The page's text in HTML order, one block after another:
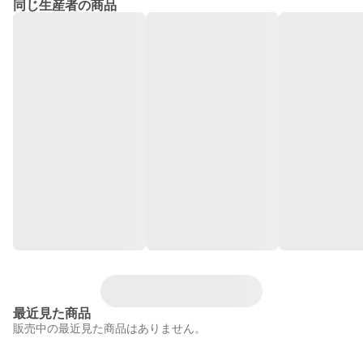
同じ生産者の商品
最近見た商品
販売中の最近見た商品はありません。